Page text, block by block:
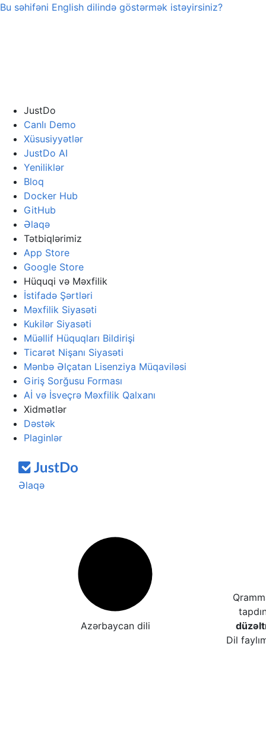
Bu səhifəni English dilində göstərmək istəyirsiniz?
JustDo
Canlı Demo
Xüsusiyyətlər
JustDo AI
Yeniliklər
Bloq
Docker Hub
GitHub
Əlaqə
Tətbiqlərimiz
App Store
Google Store
Hüquqi və Məxfilik
İstifadə Şərtləri
Məxfilik Siyasəti
Kukilər Siyasəti
Müəllif Hüquqları Bildirişi
Ticarət Nişanı Siyasəti
Mənbə Əlçatan Lisenziya Müqaviləsi
Giriş Sorğusu Forması
Aİ və İsveçrə Məxfilik Qalxanı
Xidmətlər
Dəstək
Plaginlər
Əlaqə
Azərbaycan dili
Dil